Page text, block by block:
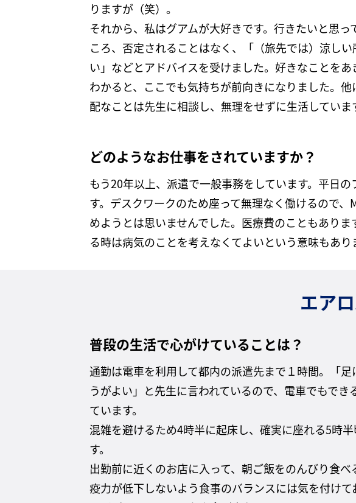
りますが（笑）。
それから、私はグアムが大好きです。行きたいと思っ
ころ、否定されることはなく、「（旅先では）涼し
い」などとアドバイスを受けました。好きなことをあ
わかると、ここでも気持ちが前向きになりました。
配なことは先生に相談し、無理をせずに生活していま
どのようなお仕事をされていますか？
もう20年以上、派遣で一般事務をしています。平日
す。デスクワークのため座って無理なく働けるので、
めようとは思いませんでした。医療費のこともありま
る時は病気のことを考えなくてよいという意味もあり
エア
普段の生活で心がけていることは？
通勤は電車を利用して都内の派遣先まで１時間。「
うがよい」と先生に言われているので、電車でもでき
ています。
混雑を避けるため4時半に起床し、確実に座れる5時
す。
出勤前に近くのお店に入って、朝ご飯をのんびり食べ
疫力が低下しないよう食事のバランスには気を付け